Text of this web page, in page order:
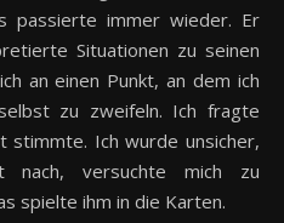
passierte immer wieder. Er
Situationen zu seinen
an einen Punkt, an dem ich
zu zweifeln. Ich fragte
stimmte. Ich wurde unsicher,
versuchte mich zu
spielte ihm in die Karten.